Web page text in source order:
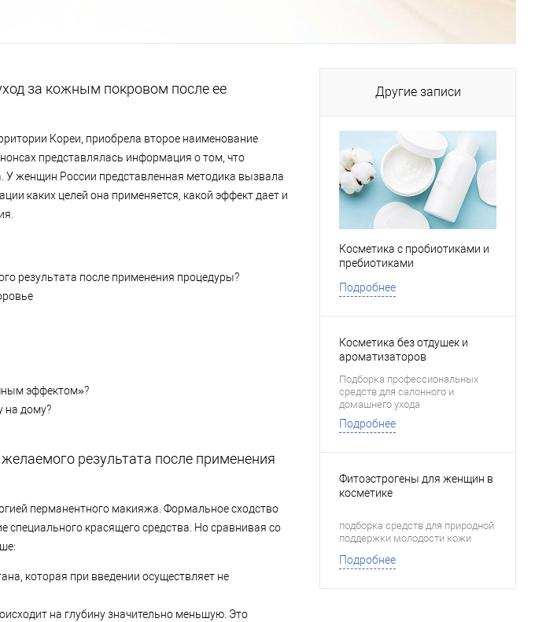
за кожным покровом после ее
Кореи, приобрела второе наименование
представлялась информация о том, что
У женщин России представленная методика вызвала
каких целей она применяется, какой эффект дает и
результата после применения процедуры?
эффектом»?
на дому?
результата после применения
перманентного макияжа. Формальное сходство
специального красящего средства. Но сравнивая со
которая при введении осуществляет не
на глубину значительно меньшую. Это
Другие записи
Косметика с пробиотиками и
пребиотиками
Подробнее
Косметика без отдушек и
ароматизаторов
Подборка профессиональных
средств для салонного и
домашнего ухода
Подробнее
Фитоэстрогены для женщин в
косметике
подборка средств для природной
поддержки молодости кожи
Подробнее